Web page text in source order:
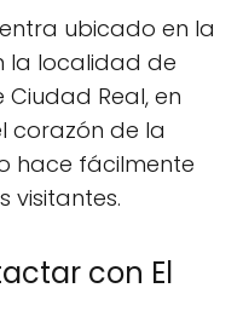
ubicado en la
la localidad de
Real, en
corazón de la
hace fácilmente
visitantes.
con El